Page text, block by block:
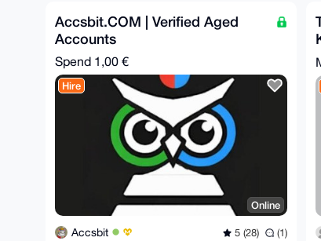
Accsbit.COM | Verified Aged
Accounts
Spend 1,00 €
Hire
Online
Accsbit 5 (28) (1)